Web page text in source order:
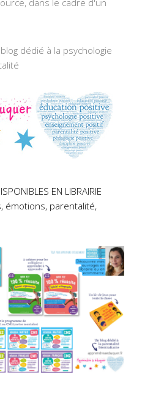
dédié à la psychologie
EN LIBRAIRIE
émotions, parentalité,